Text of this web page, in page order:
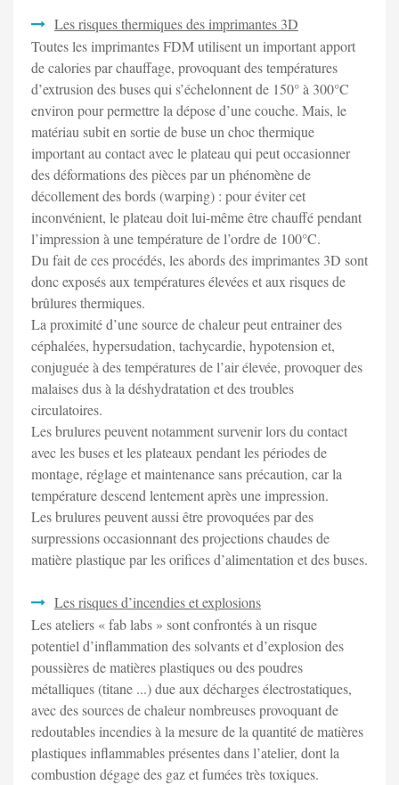
Les risques thermiques des imprimantes 3D
Toutes les imprimantes FDM utilisent un important apport
de calories par chauffage, provoquant des températures
d’extrusion des buses qui s’échelonnent de 150° à 300°C
environ pour permettre la dépose d’une couche. Mais, le
matériau subit en sortie de buse un choc thermique
important au contact avec le plateau qui peut occasionner
des déformations des pièces par un phénomène de
décollement des bords (warping) : pour éviter cet
inconvénient, le plateau doit lui-même être chauffé pendant
l’impression à une température de l’ordre de 100°C.
Du fait de ces procédés, les abords des imprimantes 3D sont
donc exposés aux températures élevées et aux risques de
brûlures thermiques.
La proximité d’une source de chaleur peut entrainer des
céphalées, hypersudation, tachycardie, hypotension et,
conjuguée à des températures de l’air élevée, provoquer des
malaises dus à la déshydratation et des troubles
circulatoires.
Les brulures peuvent notamment survenir lors du contact
avec les buses et les plateaux pendant les périodes de
montage, réglage et maintenance sans précaution, car la
température descend lentement après une impression.
Les brulures peuvent aussi être provoquées par des
surpressions occasionnant des projections chaudes de
matière plastique par les orifices d’alimentation et des buses.
Les risques d’incendies et explosions
Les ateliers « fab labs » sont confrontés à un risque
potentiel d’inflammation des solvants et d’explosion des
poussières de matières plastiques ou des poudres
métalliques (titane ...) due aux décharges électrostatiques,
avec des sources de chaleur nombreuses provoquant de
redoutables incendies à la mesure de la quantité de matières
plastiques inflammables présentes dans l’atelier, dont la
combustion dégage des gaz et fumées très toxiques.